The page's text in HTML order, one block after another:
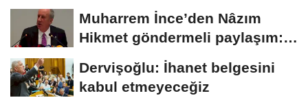
Muharrem İnce’den Nâzım
Hikmet göndermeli paylaşım:
Vatan hainliğine...
Dervişoğlu: İhanet belgesini
kabul etmeyeceğiz